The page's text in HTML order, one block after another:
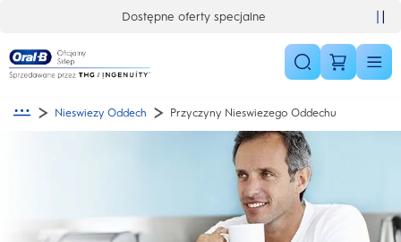
Dostępne oferty specjalne
Nieswiezy Oddech Przyczyny Nieswiezego Oddechu